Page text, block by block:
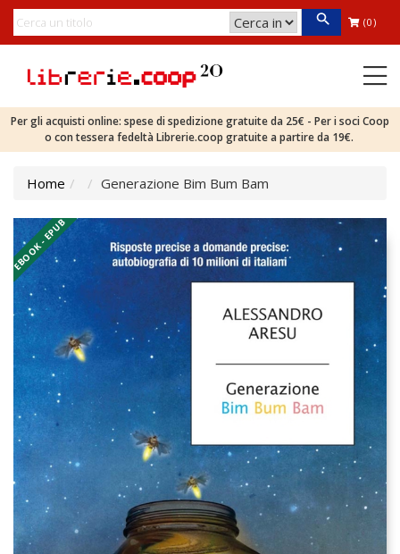
(0)
Per gli acquisti online: spese di spedizione gratuite da 25€ - Per i soci Coop
o con tessera fedeltà Librerie.coop gratuite a partire da 19€.
Home Generazione Bim Bum Bam
EBOOK - EPUB